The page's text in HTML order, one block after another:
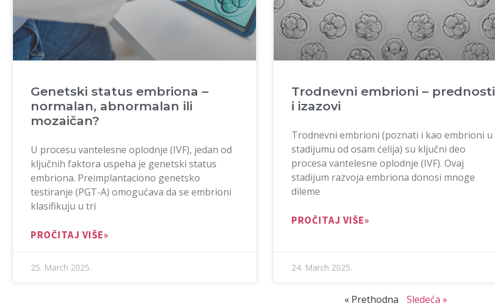
Genetski status embriona –
normalan, abnormalan ili
mozaičan?
U procesu vantelesne oplodnje (IVF), jedan od
ključnih faktora uspeha je genetski status
embriona. Preimplantaciono genetsko
testiranje (PGT-A) omogućava da se embrioni
klasifikuju u tri
PROČITAJ VIŠE»
25. March 2025.
Trodnevni embrioni – prednosti
i izazovi
Trodnevni embrioni (poznati i kao embrioni u
stadijumu od osam ćelija) su ključni deo
procesa vantelesne oplodnje (IVF). Ovaj
stadijum razvoja embriona donosi mnoge
dileme
PROČITAJ VIŠE»
24. March 2025.
« Prethodna Sledeća »